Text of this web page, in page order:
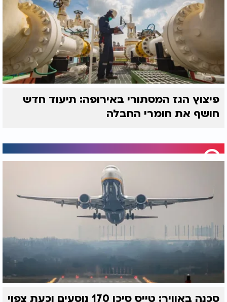
פיצוץ הגז המסתורי באירופה: תיעוד חדש
חושף את חומרי החבלה
סכנה באוויר: טייס סיכן 170 נוסעים וכעת צפוי